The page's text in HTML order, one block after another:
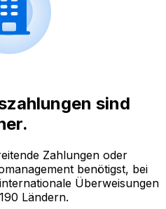
sind
Zahlungen oder
benötigst, bei
Überweisungen
Ländern.